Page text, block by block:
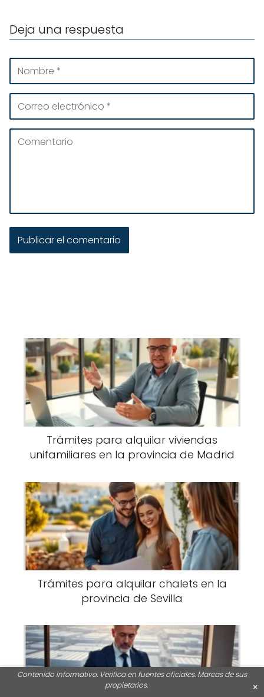
Deja una respuesta
Trámites para alquilar viviendas
unifamiliares en la provincia de Madrid
Trámites para alquilar chalets en la
provincia de Sevilla
Contenido informativo. Verifica en fuentes oficiales. Marcas de sus
propietarios.
×